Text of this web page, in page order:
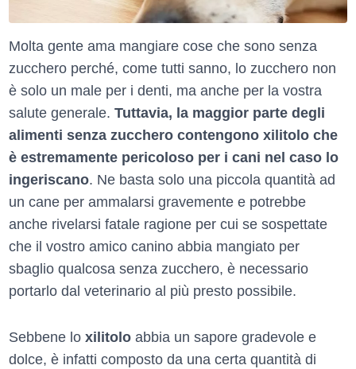
Molta gente ama mangiare cose che sono senza
zucchero perché, come tutti sanno, lo zucchero non
è solo un male per i denti, ma anche per la vostra
salute generale. Tuttavia, la maggior parte degli
alimenti senza zucchero contengono xilitolo che
è estremamente pericoloso per i cani nel caso lo
ingeriscano. Ne basta solo una piccola quantità ad
un cane per ammalarsi gravemente e potrebbe
anche rivelarsi fatale ragione per cui se sospettate
che il vostro amico canino abbia mangiato per
sbaglio qualcosa senza zucchero, è necessario
portarlo dal veterinario al più presto possibile.
Sebbene lo xilitolo abbia un sapore gradevole e
dolce, è infatti composto da una certa quantità di